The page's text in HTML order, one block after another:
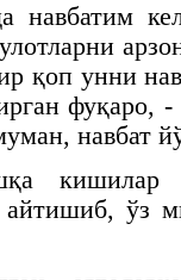
навбатим
қоп унни
фуқаро, -
навбат
ўз